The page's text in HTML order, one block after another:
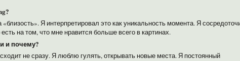
Я интерпретировал это как уникальность момента. Я
на том, что мне нравится больше всего в картинах.
и почему?
не сразу. Я люблю гулять, открывать новые места. Я постоянный